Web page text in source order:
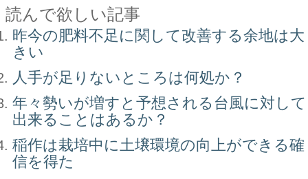
読んで欲しい記事
昨今の肥料不足に関して改善する余地は大
きい
人手が足りないところは何処か？
年々勢いが増すと予想される台風に対して
出来ることはあるか？
稲作は栽培中に土壌環境の向上ができる確
信を得た